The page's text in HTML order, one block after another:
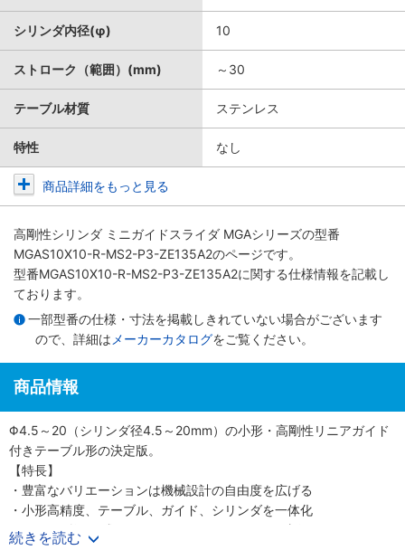
シリンダ内径(φ) 10
ストローク（範囲）(mm) ～30
テーブル材質 ステンレス
特性 なし
商品詳細をもっと見る
高剛性シリンダ ミニガイドスライダ MGAシリーズの型番
MGAS10X10-R-MS2-P3-ZE135A2のページです。
型番MGAS10X10-R-MS2-P3-ZE135A2に関する仕様情報を記載し
ております。
一部型番の仕様・寸法を掲載しきれていない場合がございます
ので、詳細は メーカーカタログをご覧ください。
商品情報
Φ4.5～20（シリンダ径4.5～20mm）の小形・高剛性リニアガイド
付きテーブル形の決定版。
【特長】
・豊富なバリエーションは機械設計の自由度を広げる
・小形高精度、テーブル、ガイド、シリンダを一体化
・シリンダ径6種類Φ4.5、6、8、10、12、20（直径4.5、6、8、
10、12、20mm）
続きを読む